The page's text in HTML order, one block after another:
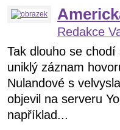
Redakce
Tak dlouho se
uniklý záznam
Nulandové s
objevil na serveru
například...